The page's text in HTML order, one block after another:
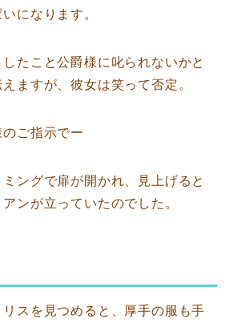
になります。
たこと公爵様に叱られないかと
ますが、彼女は笑って否定。
ご指示でー
ングで扉が開かれ、見上げると
ンが立っていたのでした。
スを見つめると、厚手の服も手